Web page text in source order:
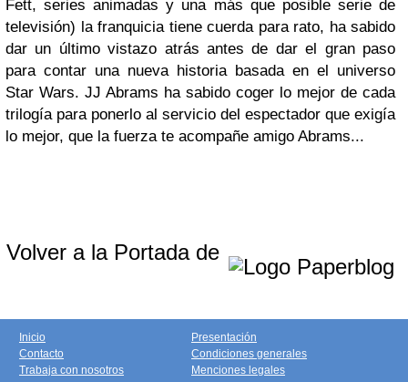
Fett, series animadas y una más que posible serie de
televisión) la franquicia tiene cuerda para rato, ha sabido
dar un último vistazo atrás antes de dar el gran paso
para contar una nueva historia basada en el universo
Star Wars. JJ Abrams ha sabido coger lo mejor de cada
trilogía para ponerlo al servicio del espectador que exigía
lo mejor, que la fuerza te acompañe amigo Abrams...
Volver a la Portada de
Inicio
Contacto
Trabaja con nosotros
Presentación
Condiciones generales
Menciones legales